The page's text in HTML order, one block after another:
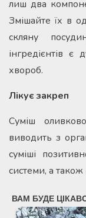
лиш два
Змішайте їх в
скляну
інгредієнтів є
хвороб.
Лікує закреп
Суміш
виводить з
суміші
системи, а